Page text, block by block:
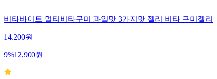
비타바이트 멀티비타구미 과일맛 3가지맛 젤리 비타 구미젤리
14,200원
9%12,900원